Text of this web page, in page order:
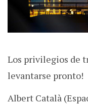
Los privilegios de
levantarse pronto!
Albert Català